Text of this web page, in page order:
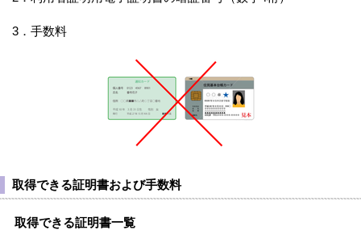
3．手数料
取得できる証明書および手数料
取得できる証明書一覧